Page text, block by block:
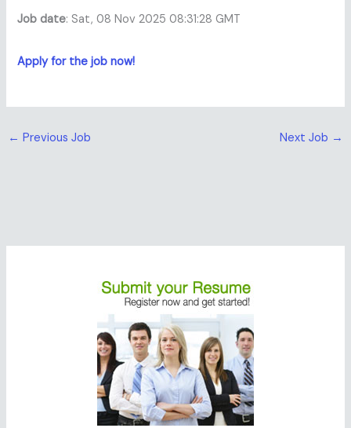
Job date: Sat, 08 Nov 2025 08:31:28 GMT
Apply for the job now!
← Previous Job Next Job →